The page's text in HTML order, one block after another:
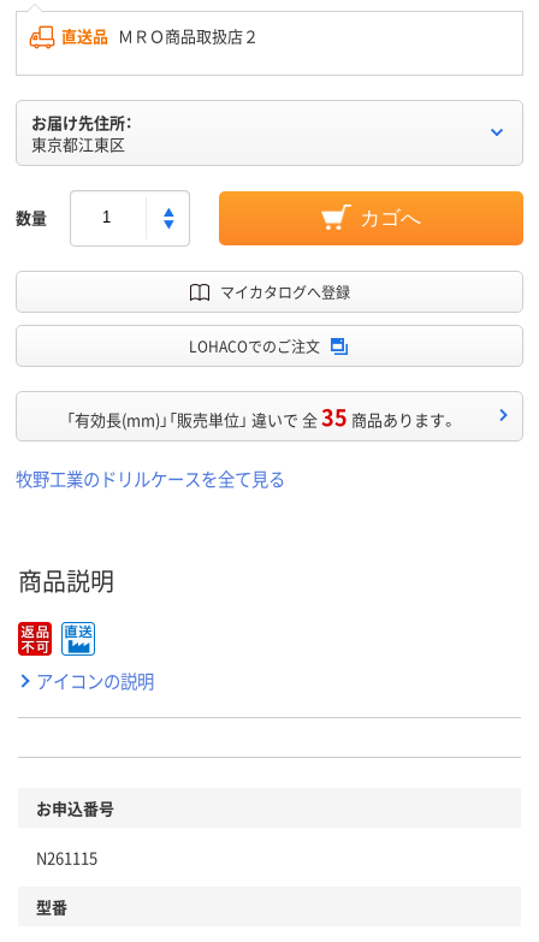
直送品 ＭＲＯ商品取扱店２
お届け先住所：
東京都江東区
数量 カゴへ
マイカタログへ登録
LOHACOでのご注文
「有効長(mm)」「販売単位」 違いで 全35 商品あります。
牧野工業のドリルケースを全て見る
商品説明
アイコンの説明
お申込番号
N261115
型番